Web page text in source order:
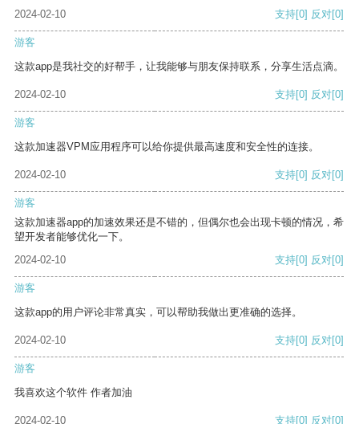
2024-02-10
支持[0] 反对[0]
游客
这款app是我社交的好帮手，让我能够与朋友保持联系，分享生活点滴。
2024-02-10 支持[0] 反对[0]
游客
这款加速器VPM应用程序可以给你提供最高速度和安全性的连接。
2024-02-10 支持[0] 反对[0]
游客
这款加速器app的加速效果还是不错的，但偶尔也会出现卡顿的情况，希
望开发者能够优化一下。
2024-02-10
支持[0] 反对[0]
游客
这款app的用户评论非常真实，可以帮助我做出更准确的选择。
2024-02-10 支持[0] 反对[0]
游客
我喜欢这个软件 作者加油
2024-02-10 支持[0] 反对[0]